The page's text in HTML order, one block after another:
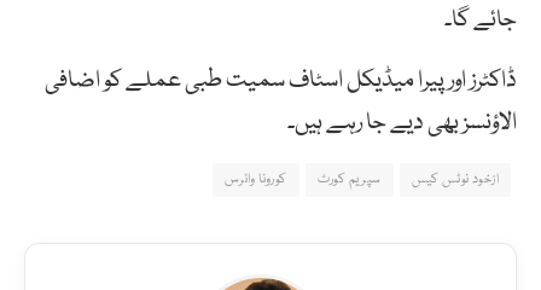
جائے گا۔
ڈاکٹرز اور پیرا میڈیکل اسٹاف سمیت طبی عملے کو اضافی
الاؤنسز بھی دیے جا رہے ہیں۔
ازخود نوٹس کیس سپریم کورٹ کورونا وائرس